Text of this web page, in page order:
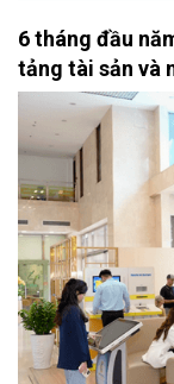
6 tháng đầu
tảng tài sản và